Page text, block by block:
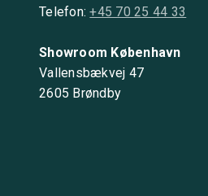
Telefon:+45 70 25 44 33
Showroom København
Vallensbækvej 47
2605 Brøndby